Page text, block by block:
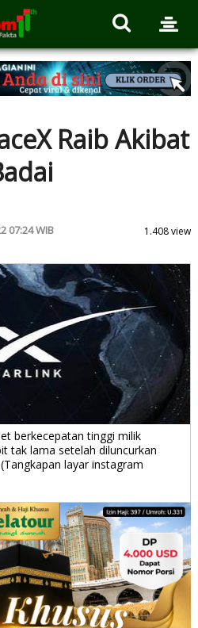
Raib Akibat
07:24 WIB
1.408 view
berkecepatan tinggi milik
tak lama setelah diluncurkan
layar instagram